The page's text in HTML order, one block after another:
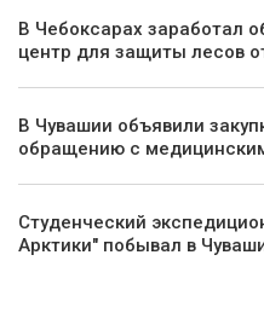
В Чебоксарах заработал
центр для защиты лесов
В Чувашии объявили
обращению с
Студенческий
Арктики" побывал в